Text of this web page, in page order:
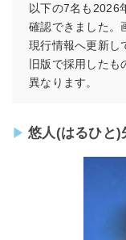
以下の7名も2026
確認できました。
現行情報へ更新し
旧版で採用した
異なります。
悠人(はるひと)